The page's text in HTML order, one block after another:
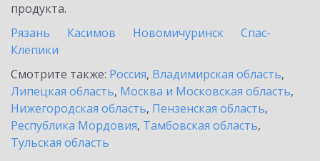
продукта.
Рязань
Касимов Новомичуринск
Спас-
Клепики
Смотрите также: Россия, Владимирская область,
Липецкая область, Москва и Московская область,
Нижегородская область, Пензенская область,
Республика Мордовия, Тамбовская область,
Тульская область